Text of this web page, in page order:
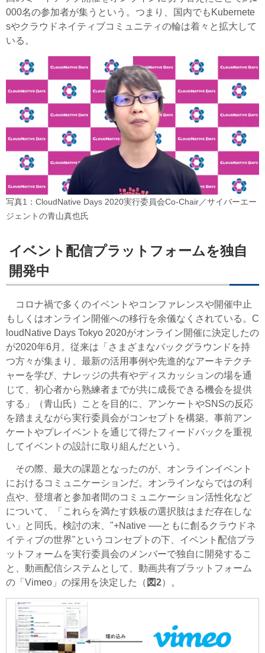
000名の参加者が集うという。つまり、国内でもKubernete
sやクラウドネイティブコミュニティの輪は着々と拡大して
いる。
写真1：CloudNative Days 2020実行委員会Co-Chair／サイバーエー
ジェントの青山真也氏
イベント配信プラットフォームを独自
開発中
コロナ禍で多くのイベントやコンファレンスや開催中止
もしくはオンライン開催への移行を余儀なくされている。C
loudNative Days Tokyo 2020がオンライン開催に決定したの
が2020年6月。従来は「さまざまなバックグラウンドを持
つ方々が集まり、最新の活用事例や先進的なアーキテクチ
ャーを学び、ナレッジの共有やディスカッションの場を通
じて、初心者から熟練者までが共に成長できる機会を提供
する」（青山氏）ことを目的に、アンケートやSNSの反応
を踏まえながら実行委員会がコンセプトを構築。事前アン
ケートやプレイベントを通じて得たフィードバックを重視
してイベントの設計に取り組んだという。
その際、最大の課題となったのが、オンラインイベント
におけるコミュニケーションだ。オンラインならではの利
点や、登壇者と参加者間のコミュニケーション活性化など
について、「これらを満たす鉄板の選択肢はまだ存在しな
い」と同氏。検討の末、"+Native ──ともに創るクラウドネ
イティブの世界"というコンセプトの下、イベント配信プラ
ットフォームを実行委員会のメンバーで独自に開発するこ
と、動画配信システムとして、動画共有プラットフォーム
の「Vimeo」の採用を決定した（ 図2）。